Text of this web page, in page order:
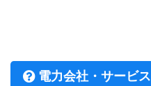
電力会社・サービス